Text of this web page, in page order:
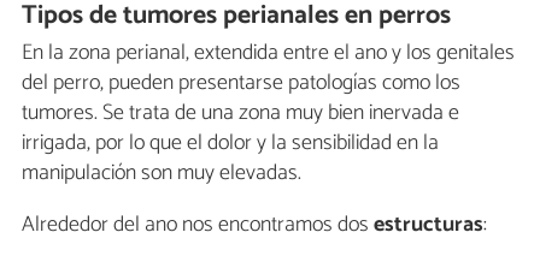
Tipos de tumores perianales en perros
En la zona perianal, extendida entre el ano y los genitales
del perro, pueden presentarse patologías como los
tumores. Se trata de una zona muy bien inervada e
irrigada, por lo que el dolor y la sensibilidad en la
manipulación son muy elevadas.
Alrededor del ano nos encontramos dosestructuras: